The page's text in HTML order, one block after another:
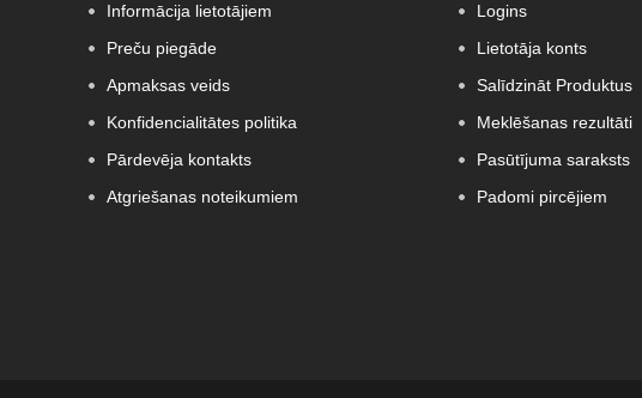
Informācija lietotājiem
Preču piegāde
Apmaksas veids
Konfidencialitātes politika
Pārdevēja kontakts
Atgriešanas noteikumiem
Logins
Lietotāja konts
Salīdzināt Produktus
Meklēšanas rezultāti
Pasūtījuma saraksts
Padomi pircējiem